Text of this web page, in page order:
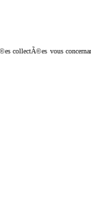
vous